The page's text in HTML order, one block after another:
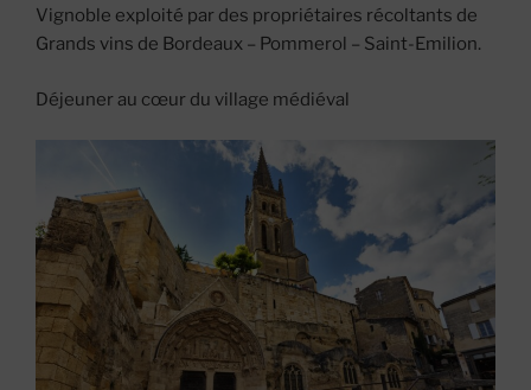
Vignoble exploité par des propriétaires récoltants de
Grands vins de Bordeaux – Pommerol – Saint-Emilion.
Déjeuner au cœur du village médiéval